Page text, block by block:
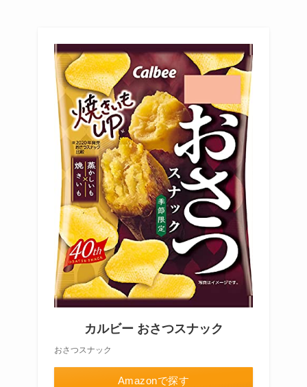
カルビー おさつスナック
おさつスナック
Amazonで探す